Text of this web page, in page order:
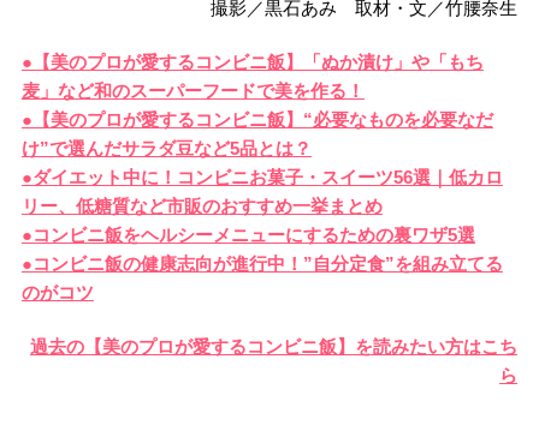
撮影／黒石あみ 取材・文／竹腰奈生
●【美のプロが愛するコンビニ飯】「ぬか漬け」や「もち
麦」など和のスーパーフードで美を作る！
●【美のプロが愛するコンビニ飯】“必要なものを必要なだ
け”で選んだサラダ豆など5品とは？
●ダイエット中に！コンビニお菓子・スイーツ56選｜低カロ
リー、低糖質など市販のおすすめ一挙まとめ
●コンビニ飯をヘルシーメニューにするための裏ワザ5選
●コンビニ飯の健康志向が進行中！”自分定食”を組み立てる
のがコツ
過去の【美のプロが愛するコンビニ飯】を読みたい方はこち
ら